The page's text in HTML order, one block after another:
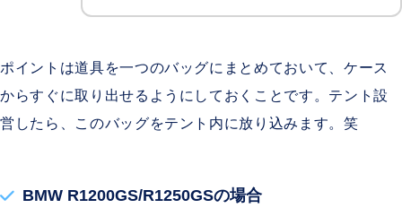
ポイントは道具を一つのバッグにまとめておいて、ケース
からすぐに取り出せるようにしておくことです。テント設
営したら、このバッグをテント内に放り込みます。笑
BMW R1200GS/R1250GSの場合